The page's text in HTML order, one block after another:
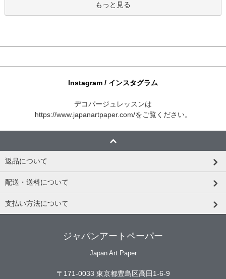
もっと見る
Instagram / インスタグラム
デコパージュレッスンは
https://www.japanartpaper.com/をご覧ください。
返品について
配送・送料について
支払い方法について
ジャパンアートペーパー
Japan Art Paper
〒171-0033 東京都豊島区高田1-6-9